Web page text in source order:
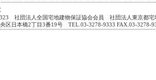
社団法人全国宅地建物保証協会会員 社団法人東京都宅
区日本橋2丁目3番19号 TEL.03-3278-9333 FAX.03-3278-